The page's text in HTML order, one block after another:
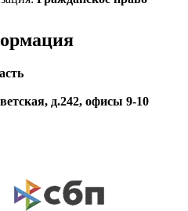
д.242, офисы 9-10